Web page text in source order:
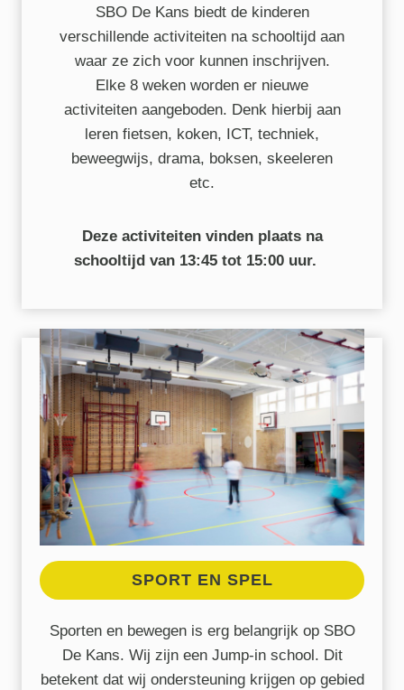
SBO De Kans biedt de kinderen
verschillende activiteiten na schooltijd aan
waar ze zich voor kunnen inschrijven.
Elke 8 weken worden er nieuwe
activiteiten aangeboden. Denk hierbij aan
leren fietsen, koken, ICT, techniek,
beweegwijs, drama, boksen, skeeleren
etc.
Deze activiteiten vinden plaats na
schooltijd van 13:45 tot 15:00 uur.
SPORT EN SPEL
Sporten en bewegen is erg belangrijk op SBO
De Kans. Wij zijn een Jump-in school. Dit
betekent dat wij ondersteuning krijgen op gebied